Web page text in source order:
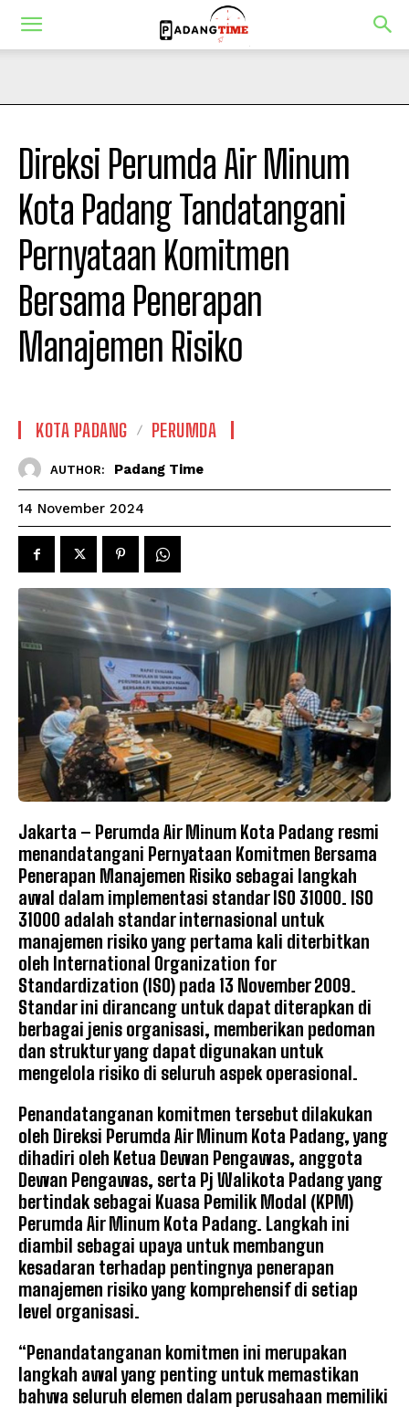
Direksi Perumda Air Minum
Kota Padang Tandatangani
Pernyataan Komitmen
Bersama Penerapan
Manajemen Risiko
KOTA PADANG PERUMDA
AUTHOR: Padang Time
14 November 2024
Jakarta – Perumda Air Minum Kota Padang resmi
menandatangani Pernyataan Komitmen Bersama
Penerapan Manajemen Risiko sebagai langkah
awal dalam implementasi standar ISO 31000. ISO
31000 adalah standar internasional untuk
manajemen risiko yang pertama kali diterbitkan
oleh International Organization for
Standardization (ISO) pada 13 November 2009.
Standar ini dirancang untuk dapat diterapkan di
berbagai jenis organisasi, memberikan pedoman
dan struktur yang dapat digunakan untuk
mengelola risiko di seluruh aspek operasional.
Penandatanganan komitmen tersebut dilakukan
oleh Direksi Perumda Air Minum Kota Padang, yang
dihadiri oleh Ketua Dewan Pengawas, anggota
Dewan Pengawas, serta Pj Walikota Padang yang
bertindak sebagai Kuasa Pemilik Modal (KPM)
Perumda Air Minum Kota Padang. Langkah ini
diambil sebagai upaya untuk membangun
kesadaran terhadap pentingnya penerapan
manajemen risiko yang komprehensif di setiap
level organisasi.
“Penandatanganan komitmen ini merupakan
langkah awal yang penting untuk memastikan
bahwa seluruh elemen dalam perusahaan memiliki